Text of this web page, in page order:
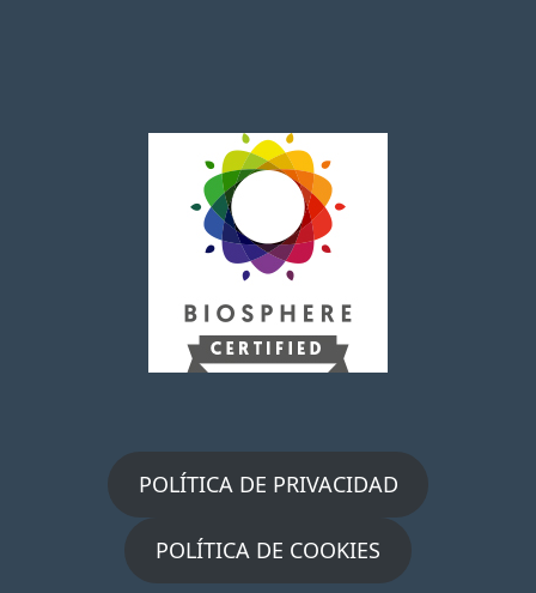
POLÍTICA DE PRIVACIDAD
POLÍTICA DE COOKIES